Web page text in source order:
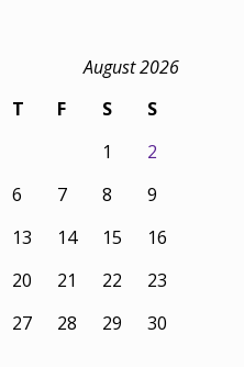
August 2026
T F S
S
1
2
6 7 8
9
13 14 15
16
20 21 22
23
27 28 29
30